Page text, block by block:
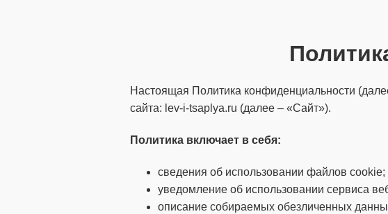
Настоящая Политика конфиденциальности
сайта: lev-i-tsaplya.ru (далее – «Сайт»).
Политика включает в себя:
сведения об использовании файлов cookie;
уведомление об использовании сервиса
описание собираемых обезличенных